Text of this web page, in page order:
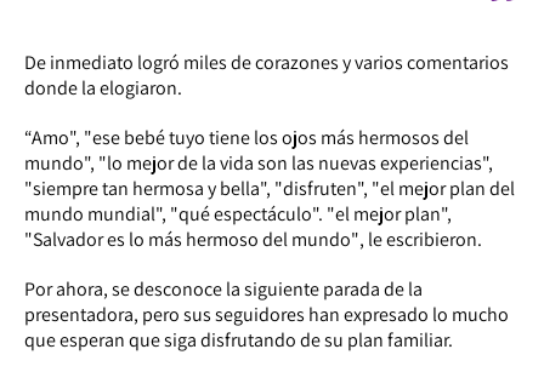
De inmediato logró miles de corazones y varios comentarios
donde la elogiaron.
“Amo", "ese bebé tuyo tiene los ojos más hermosos del
mundo", "lo mejor de la vida son las nuevas experiencias",
"siempre tan hermosa y bella", "disfruten", "el mejor plan del
mundo mundial", "qué espectáculo". "el mejor plan",
"Salvador es lo más hermoso del mundo", le escribieron.
Por ahora, se desconoce la siguiente parada de la
presentadora, pero sus seguidores han expresado lo mucho
que esperan que siga disfrutando de su plan familiar.